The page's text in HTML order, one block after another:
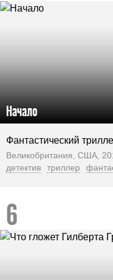
Начало
Фантастический
Великобритания, США,
детектив
триллер